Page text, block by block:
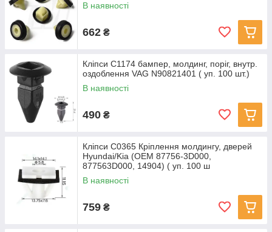
В наявності
662 ₴
Кліпси C1174 бампер, молдинг, поріг, внутр.
оздоблення VAG N90821401 ( уп. 100 шт.)
В наявності
490 ₴
Кліпси C0365 Кріплення молдингу, дверей
Hyundai/Kia (ОЕМ 87756-3D000,
877563D000, 14904) ( уп. 100 ш
В наявності
759 ₴